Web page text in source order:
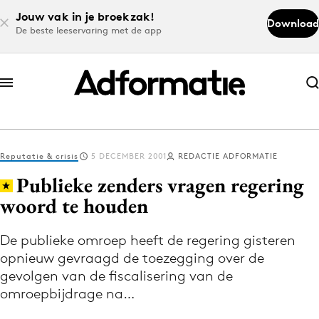
Jouw vak in je broekzak!
De beste leeservaring met de app
Download
Abonneer nu
Abonneer nu
Log in
Volg het laatste nieuws via de Adformatie
Nieuws app
Reputatie & crisis 5 DECEMBER 2001 REDACTIE ADFORMATIE
Publieke zenders vragen regering
woord te houden
De publieke omroep heeft de regering gisteren
opnieuw gevraagd de toezegging over de
gevolgen van de fiscalisering van de
omroepbijdrage na…